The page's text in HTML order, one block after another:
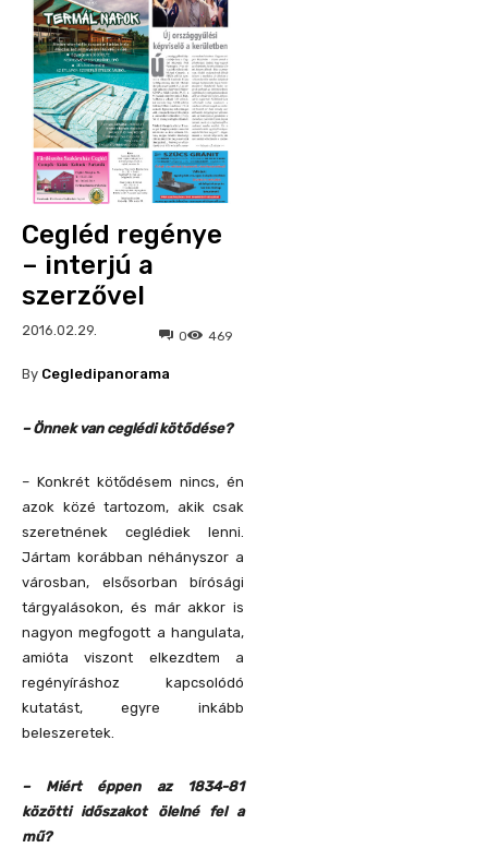
Cegléd regénye
– interjú a
szerzővel
2016.02.29. 469
0
By Cegledipanorama
– Önnek van ceglédi kötődése?
– Konkrét kötődésem nincs, én
azok közé tartozom, akik csak
szeretnének ceglédiek lenni.
Jártam korábban néhányszor a
városban, elsősorban bírósági
tárgyalásokon, és már akkor is
nagyon megfogott a hangulata,
amióta viszont elkezdtem a
regényíráshoz kapcsolódó
kutatást, egyre inkább
beleszeretek.
– Miért éppen az 1834-81
közötti időszakot ölelné fel a
mű?